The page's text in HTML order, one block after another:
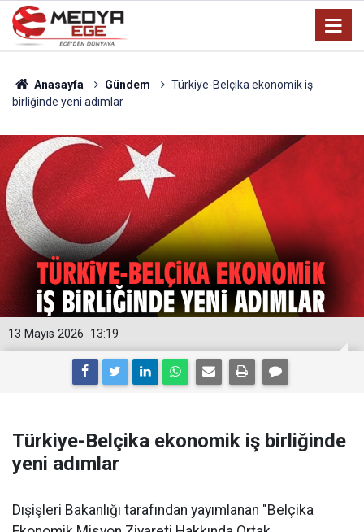
Anasayfa Gündem
Türkiye-Belçika ekonomik iş
birliğinde yeni adımlar
13:19
13 Mayıs 2026
Türkiye-Belçika ekonomik iş birliğinde
yeni adımlar
Dışişleri Bakanlığı tarafından yayımlanan "Belçika